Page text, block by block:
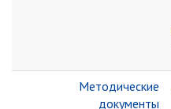
Методические
документы